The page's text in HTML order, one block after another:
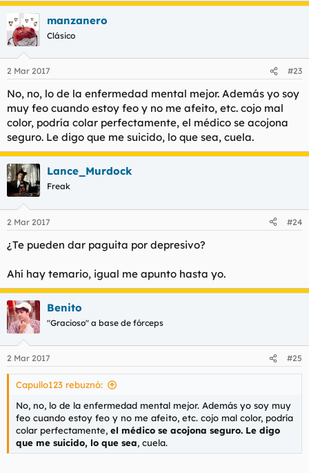
manzanero
Clásico
2 Mar 2017 #23
No, no, lo de la enfermedad mental mejor. Además yo soy
muy feo cuando estoy feo y no me afeito, etc. cojo mal
color, podría colar perfectamente, el médico se acojona
seguro. Le digo que me suicido, lo que sea, cuela.
Lance_Murdock
Freak
2 Mar 2017 #24
¿Te pueden dar paguita por depresivo?
Ahí hay temario, igual me apunto hasta yo.
Benito
"Gracioso" a base de fórceps
2 Mar 2017 #25
Capullo123 rebuznó:
No, no, lo de la enfermedad mental mejor. Además yo soy muy
feo cuando estoy feo y no me afeito, etc. cojo mal color, podría
colar perfectamente, el médico se acojona seguro. Le digo
que me suicido, lo que sea, cuela.